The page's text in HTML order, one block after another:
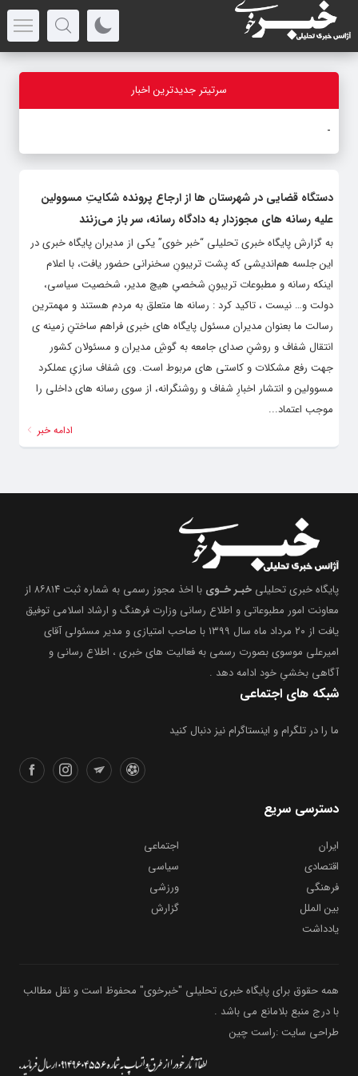
سرتیتر جدیدترین اخبار
ب
دستگاه قضایی در شهرستان ها از ارجاع پرونده شکایتِ مسوولین
علیه رسانه های مجوزدار به دادگاه رسانه، سر باز می‌زنند
به گزارش پایگاه خبری تحلیلی “خبر خوی” یکی از مدیران پایگاه خبری در
این جلسه هم‌اندیشی که پشت تریبونِ سخنرانی حضور یافت، با اعلام
اینکه رسانه و مطبوعات تریبونِ شخصیِ هیچ مدیر، شخصیت سیاسی،
دولت و… نیست ، تاکید کرد : رسانه ها متعلق به مردم هستند و مهمترین
رسالت ما بعنوان مدیران مسئول پایگاه های خبری فراهم ساختنِ زمینه ی
انتقال شفاف و روشنِ صدای جامعه به گوشِ مدیران و مسئولان کشور
جهت رفع مشکلات و کاستی های مربوط است. وی شفاف سازیِ عملکرد
مسوولین و انتشار اخبارِ شفاف و روشنگرانه، از سوی رسانه های داخلی را
موجب اعتماد...
ادامه خبر
پایگاه خبری تحلیلی خبـر خـوی
با اخذ مجوز رسمی به شماره ثبت ۸۶۸۱۴ از
معاونت امور مطبوعاتی و اطلاع رسانی وزارت فرهنگ و ارشاد اسلامی توفیق
یافت از ۲۰ مرداد ماه سال ۱۳۹۹ با صاحب امتیازی و مدیر مسئولی آقای
امیرعلی موسوی بصورت رسمی به فعالیت های خبری ، اطلاع رسانی و
آگاهی بخشیِ خود ادامه دهد .
شبکه های اجتماعی
ما را در تلگرام و اینستاگرام نیز دنبال کنید
دسترسی سریع
ایران
اجتماعی
اقتصادی
سیاسی
فرهنگی
ورزشی
بین الملل
گزارش
یادداشت
همه حقوق برای پایگاه خبری تحلیلی "خبرخوی" محفوظ است و نقل مطالب
با درج منبع بلامانع می باشد .
طراحی سایت :راست چین